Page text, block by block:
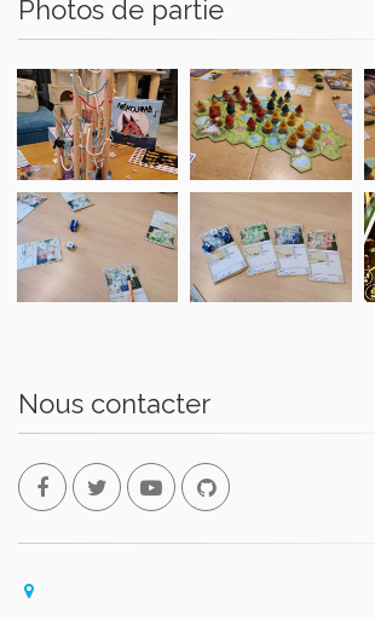
Photos de partie
Nous contacter